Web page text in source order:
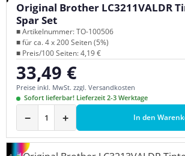
Original Brother LC3211VALDR
Spar Set
■ Artikelnummer: TO-100506
■ für ca. 4 x 200 Seiten (5%)
■ Preis/100 Seiten: 4,19 €
Regulärer Preis:
33,49 €
Preise inkl. MwSt. zzgl. Versandkosten
Sofort lieferbar! Lieferzeit 2-3 Werktage
− + In den